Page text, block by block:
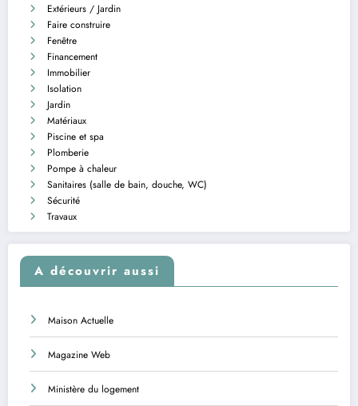
Extérieurs / Jardin
Faire construire
Fenêtre
Financement
Immobilier
Isolation
Jardin
Matériaux
Piscine et spa
Plomberie
Pompe à chaleur
Sanitaires (salle de bain, douche, WC)
Sécurité
Travaux
A découvrir aussi
Maison Actuelle
Magazine Web
Ministère du logement